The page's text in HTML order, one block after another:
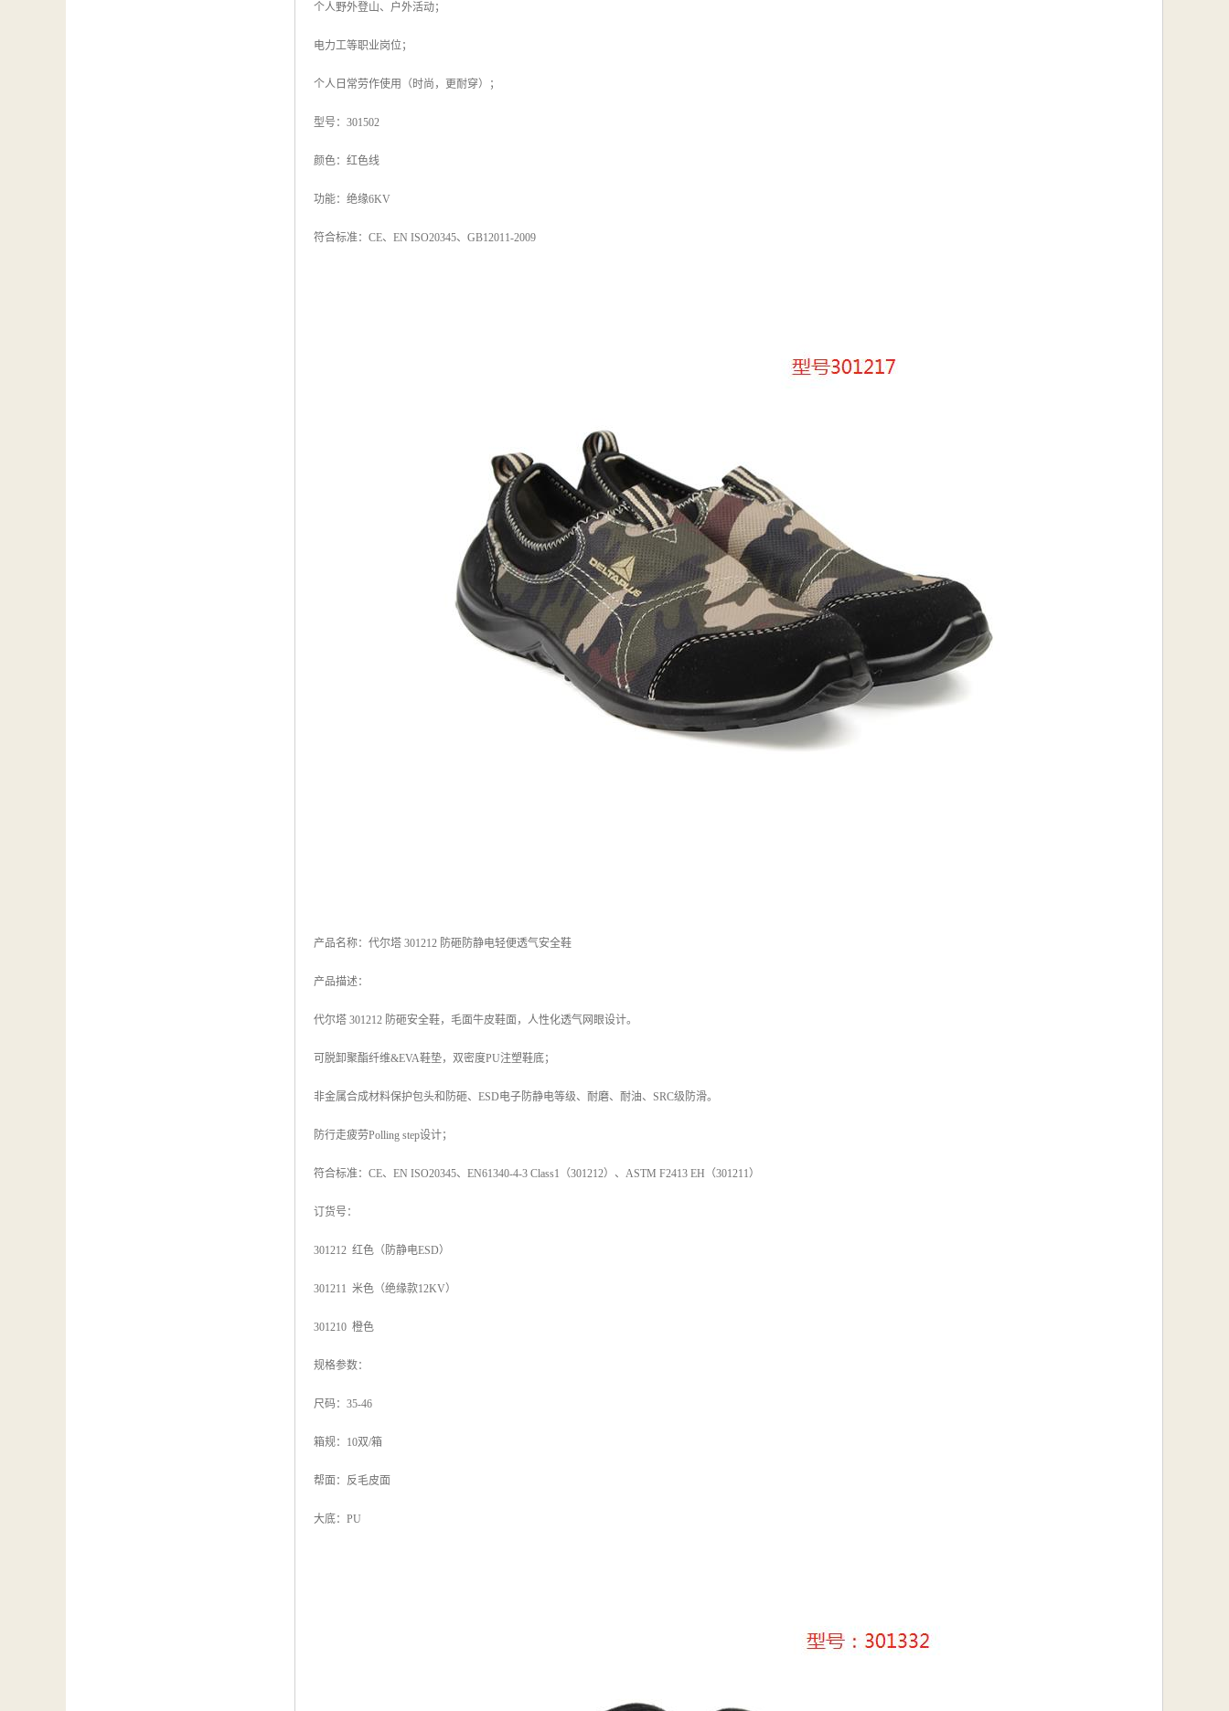
个人野外登山、户外活动；
电力工等职业岗位；
个人日常劳作使用（时尚，更耐穿）；
型号：301502
颜色：红色线
功能：绝缘6KV
符合标准：CE、EN ISO20345、GB12011-2009
产品名称：代尔塔 301212 防砸防静电轻便透气安全鞋
产品描述：
代尔塔 301212 防砸安全鞋，毛面牛皮鞋面，人性化透气网眼设计。
可脱卸聚酯纤维&EVA鞋垫，双密度PU注塑鞋底；
非金属合成材料保护包头和防砸、ESD电子防静电等级、耐磨、耐油、SRC级防滑。
防行走疲劳Polling step设计；
符合标准：CE、EN ISO20345、EN61340-4-3 Class1（301212）、ASTM F2413 EH（301211）
订货号：
301212 红色（防静电ESD）
301211 米色（绝缘款12KV）
301210 橙色
规格参数：
尺码：35-46
箱规：10双/箱
帮面：反毛皮面
大底：PU